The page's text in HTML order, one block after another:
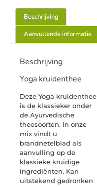
Beschrijving
Aanvullende informatie
Beschrijving
Yoga kruidenthee
Deze Yoga kruidenthee
is de klassieker onder
de Ayurvedische
theesoorten. In onze
mix vindt u
brandnetelblad als
aanvulling op de
klassieke kruidige
ingrediënten. Kan
uitstekend gedronken